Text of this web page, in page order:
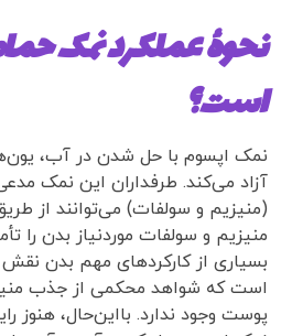
نحوهٔ عملکرد نمک
است؟
نمک اپسوم با حل‌ شدن در آب،
آزاد می‌کند. طرفداران این نمک
(منیزیم و سولفات) می‌توانند از
منیزیم و سولفات موردنیاز بدن را
بسیاری از کارکردهای مهم بدن نقش
است که شواهد محکمی از جذب
پوست وجود ندارد. بااین‌حال، هنوز